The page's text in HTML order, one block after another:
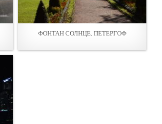
ФОНТАН СОЛНЦЕ. ПЕТЕРГОФ